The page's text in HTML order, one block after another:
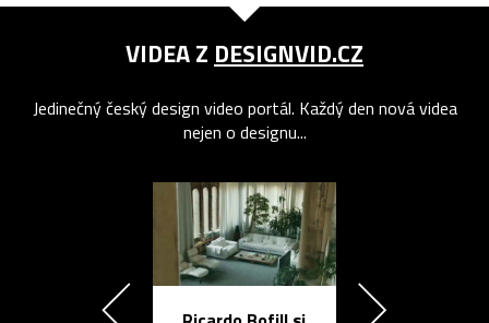
VIDEA Z DESIGNVID.CZ
Jedinečný český design video portál. Každý den nová videa
nejen o designu...